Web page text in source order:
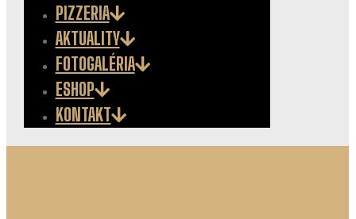
PIZZERIA
AKTUALITY
FOTOGALÉRIA
ESHOP
KONTAKT